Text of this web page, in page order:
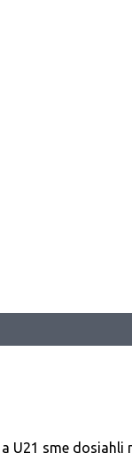
U21 sme